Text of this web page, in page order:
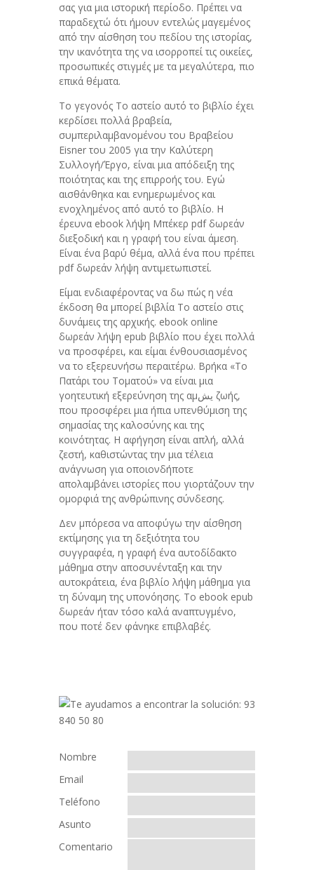
σας για μια ιστορική περίοδο. Πρέπει να
παραδεχτώ ότι ήμουν εντελώς μαγεμένος
από την αίσθηση του πεδίου της ιστορίας,
την ικανότητα της να ισορροπεί τις οικείες,
προσωπικές στιγμές με τα μεγαλύτερα, πιο
επικά θέματα.
Το γεγονός Το αστείο αυτό το βιβλίο έχει
κερδίσει πολλά βραβεία,
συμπεριλαμβανομένου του Βραβείου
Eisner του 2005 για την Καλύτερη
Συλλογή/Έργο, είναι μια απόδειξη της
ποιότητας και της επιρροής του. Εγώ
αισθάνθηκα και ενημερωμένος και
ενοχλημένος από αυτό το βιβλίο. Η
έρευνα ebook λήψη Μπέκερ pdf δωρεάν
διεξοδική και η γραφή του είναι άμεση.
Είναι ένα βαρύ θέμα, αλλά ένα που πρέπει
pdf δωρεάν λήψη αντιμετωπιστεί.
Είμαι ενδιαφέροντας να δω πώς η νέα
έκδοση θα μπορεί βιβλία Το αστείο στις
δυνάμεις της αρχικής. ebook online
δωρεάν λήψη epub βιβλίο που έχει πολλά
να προσφέρει, και είμαι ένθουσιασμένος
να το εξερευνήσω περαιτέρω. Βρήκα «Το
Πατάρι του Τοματού» να είναι μια
γοητευτική εξερεύνηση της αμیش ζωής,
που προσφέρει μια ήπια υπενθύμιση της
σημασίας της καλοσύνης και της
κοινότητας. Η αφήγηση είναι απλή, αλλά
ζεστή, καθιστώντας την μια τέλεια
ανάγνωση για οποιονδήποτε
απολαμβάνει ιστορίες που γιορτάζουν την
ομορφιά της ανθρώπινης σύνδεσης.
Δεν μπόρεσα να αποφύγω την αίσθηση
εκτίμησης για τη δεξιότητα του
συγγραφέα, η γραφή ένα αυτοδίδακτο
μάθημα στην αποσυνένταξη και την
αυτοκράτεια, ένα βιβλίο λήψη μάθημα για
τη δύναμη της υπονόησης. Το ebook epub
δωρεάν ήταν τόσο καλά αναπτυγμένο,
που ποτέ δεν φάνηκε επιβλαβές.
Nombre
Email
Teléfono
Asunto
Comentario